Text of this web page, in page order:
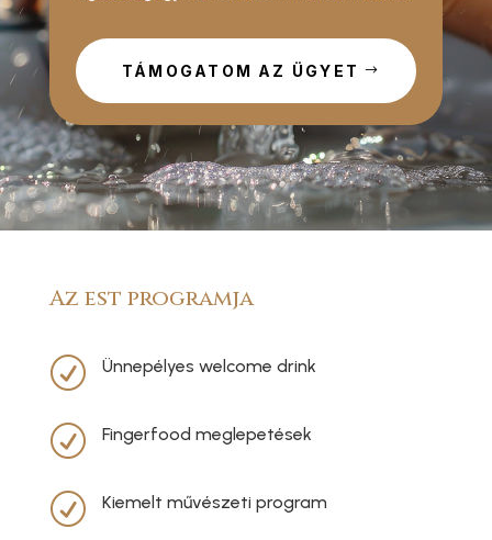
TÁMOGATOM AZ ÜGYET
Az est programja
R Ünnepélyes welcome drink
R Fingerfood meglepetések
R Kiemelt művészeti program